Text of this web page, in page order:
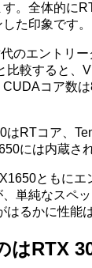
。全体的に
た印象です。
のエントリ
比較すると、
コア数
はRTコア、
には内蔵さ
ともにエ
単純なスペ
はるかに性能
はRTX